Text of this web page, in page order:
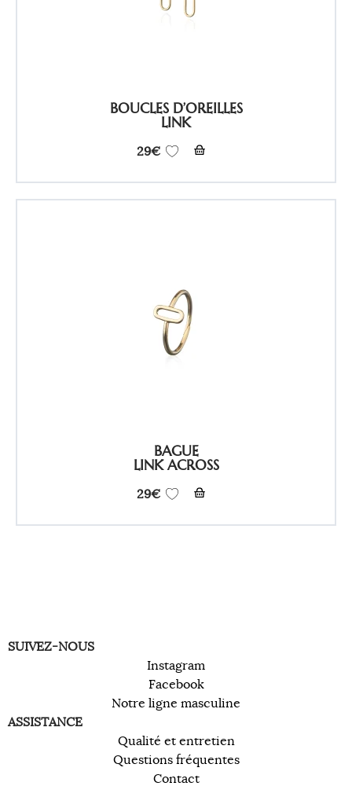
BOUCLES D’OREILLES
LINK
29€
BAGUE
LINK ACROSS
29€
SUIVEZ-NOUS
Instagram
Facebook
Notre ligne masculine
ASSISTANCE
Qualité et entretien
Questions fréquentes
Contact